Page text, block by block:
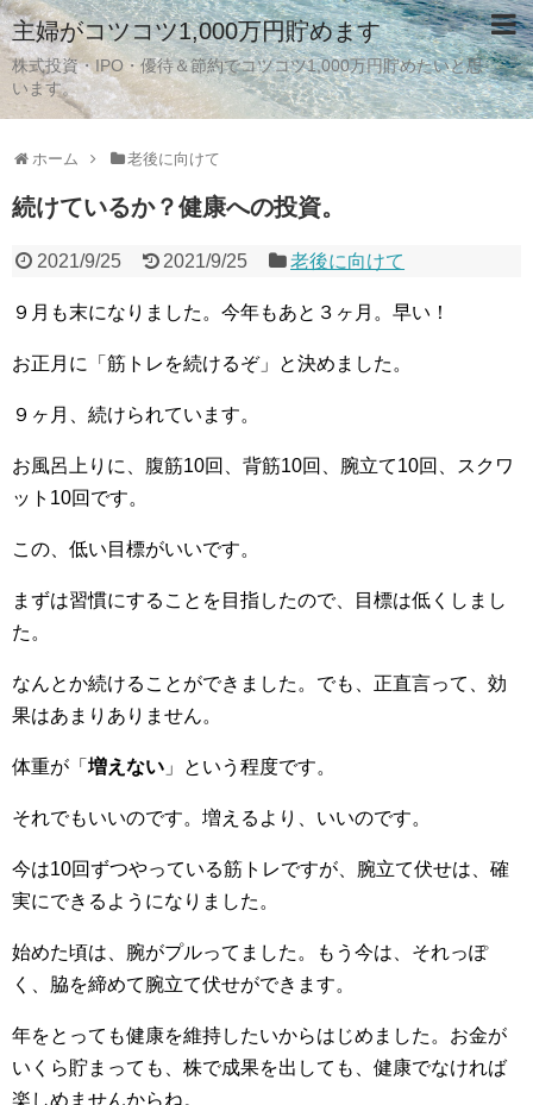
主婦がコツコツ1,000万円貯めます
株式投資・IPO・優待＆節約でコツコツ1,000万円貯めたいと思
います。
ホーム 老後に向けて
続けているか？健康への投資。
2021/9/25 2021/9/25 老後に向けて
９月も末になりました。今年もあと３ヶ月。早い！
お正月に「筋トレを続けるぞ」と決めました。
９ヶ月、続けられています。
お風呂上りに、腹筋10回、背筋10回、腕立て10回、スクワ
ット10回です。
この、低い目標がいいです。
まずは習慣にすることを目指したので、目標は低くしまし
た。
なんとか続けることができました。でも、正直言って、効
果はあまりありません。
体重が「 増えない 」という程度です。
それでもいいのです。増えるより、いいのです。
今は10回ずつやっている筋トレですが、腕立て伏せは、確
実にできるようになりました。
始めた頃は、腕がプルってました。もう今は、それっぽ
く、脇を締めて腕立て伏せができます。
年をとっても健康を維持したいからはじめました。お金が
いくら貯まっても、株で成果を出しても、健康でなければ
楽しめませんからね。